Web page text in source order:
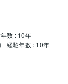
数 : 10年
経験年数 : 10年